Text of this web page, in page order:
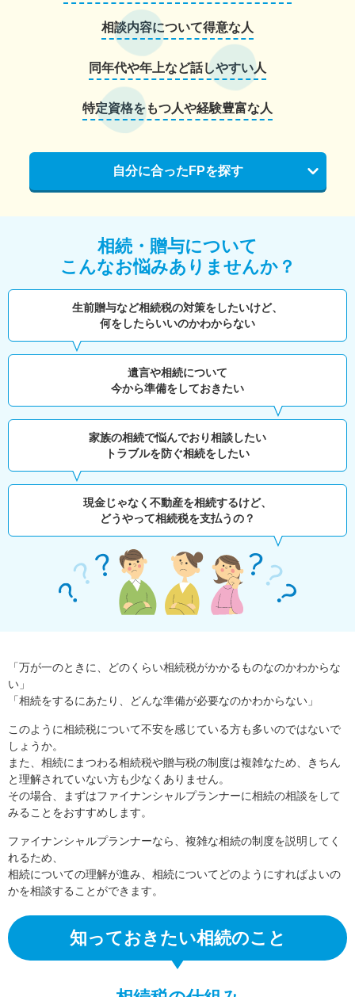
相談内容について得意な人
同年代や年上など話しやすい人
特定資格をもつ人や経験豊富な人
自分に合ったFPを探す
相続・贈与について
こんなお悩みありませんか？
生前贈与など相続税の対策をしたいけど、
何をしたらいいのかわからない
遺言や相続について
今から準備をしておきたい
家族の相続で悩んでおり相談したい
トラブルを防ぐ相続をしたい
現金じゃなく不動産を相続するけど、
どうやって相続税を支払うの？
「万が一のときに、どのくらい相続税がかかるものなのかわからな
い」
「相続をするにあたり、どんな準備が必要なのかわからない」
このように相続税について不安を感じている方も多いのではないで
しょうか。
また、相続にまつわる相続税や贈与税の制度は複雑なため、きちん
と理解されていない方も少なくありません。
その場合、まずはファイナンシャルプランナーに相続の相談をして
みることをおすすめします。
ファイナンシャルプランナーなら、複雑な相続の制度を説明してく
れるため、
相続についての理解が進み、相続についてどのようにすればよいの
かを相談することができます。
知っておきたい相続のこと